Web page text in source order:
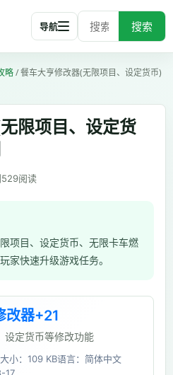
搜索
导航
略/餐车大亨修改器(无限项目、设定货币)
限项目、设定货
529阅读
项目、设定货币、无限卡车燃
家快速升级游戏任务。
改器+21
设定货币等修改功能
大小：109 KB语言：简体中文